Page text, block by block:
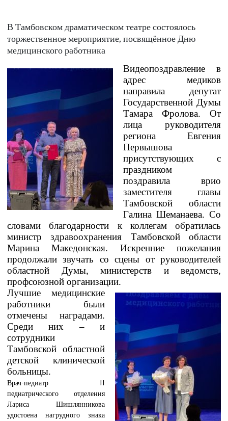
В Тамбовском драматическом театре состоялось
торжественное мероприятие, посвящённое Дню
медицинского работника
Видеопоздравление в
адрес медиков
направила депутат
Государственной Думы
Тамара Фролова. От
лица руководителя
региона Евгения
Первышова
присутствующих с
праздником
поздравила врио
заместителя главы
Тамбовской области
Галина Шеманаева. Со
словами благодарности к коллегам обратилась
министр здравоохранения Тамбовской области
Марина Македонская. Искренние пожелания
продолжали звучать со сцены от руководителей
областной Думы, министерств и ведомств,
профсоюзной организации.
Лучшие медицинские
работники были
отмечены наградами.
Среди них – и
сотрудники
Тамбовской областной
детской клинической
больницы.
Врач-педиатр II
педиатрического отделения
Лариса Шишлянникова
удостоена нагрудного знака